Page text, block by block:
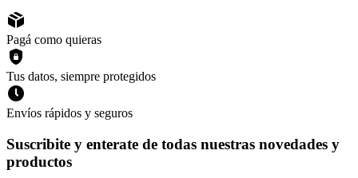
Pagá como quieras
Tus datos, siempre protegidos
Envíos rápidos y seguros
Suscribite y enterate de todas nuestras novedades y
productos